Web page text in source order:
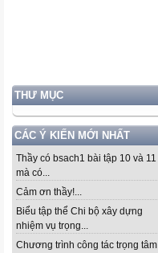
THƯ MỤC
CÁC Ý KIẾN MỚI NHẤT
Thầy có bsach1 bài tập 10 và 11
mà có...
Cảm ơn thầy!...
Biểu tập thể Chi bộ xây dựng
nhiệm vụ trọng...
Chương trình công tác trọng tâm